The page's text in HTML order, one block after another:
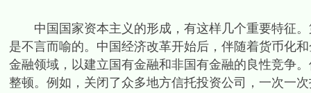
中国国家资本主义的形成，有这样几个重要特征。
是不言而喻的。中国经济改革开始后，伴随着货币化
金融领域，以建立国有金融和非国有金融的良性竞争
整顿。例如，关闭了众多地方信托投资公司，一次一